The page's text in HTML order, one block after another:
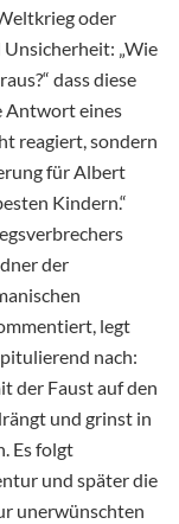
oder
Unsicherheit: „Wie
dass diese
Antwort eines
reagiert, sondern
für Albert
Kindern.“
der
legt
nach:
der Faust auf den
und grinst in
Es folgt
und später die
unerwünschten